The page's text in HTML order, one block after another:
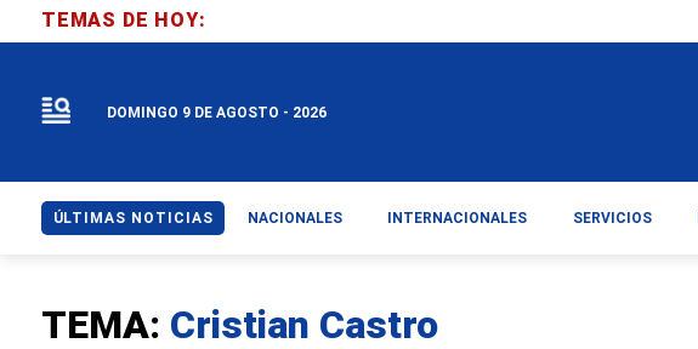
TEMA: Cristian Castro
TEMAS DE HOY:
DOMINGO 9 DE AGOSTO - 2026
ÚLTIMAS NOTICIAS NACIONALES INTERNACIONALES SERVICIOS